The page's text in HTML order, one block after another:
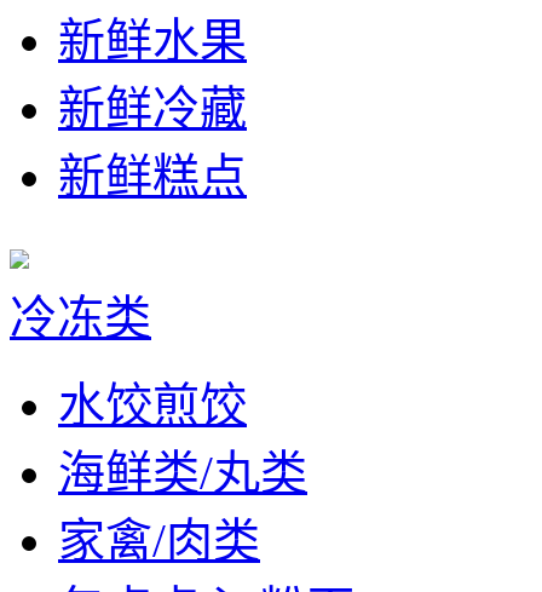
新鲜水果
新鲜冷藏
新鲜糕点
冷冻类
水饺煎饺
海鲜类/丸类
家禽/肉类